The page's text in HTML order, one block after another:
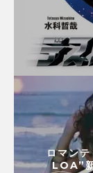
ロマン
LOA”